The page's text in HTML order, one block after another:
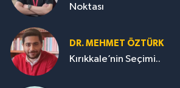
Noktası
DR. MEHMET ÖZTÜRK
Kırıkkale’nin Seçimi..